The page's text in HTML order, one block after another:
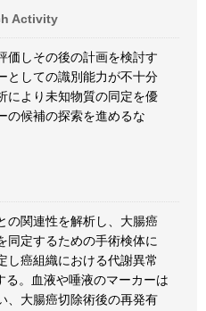
Activity
価しその後の計画を検討す
としての識別能力が不十分
により未知物質の同定を優
の候補の探索を進めるな
の関連性を解析し、大腸癌
同定するための手術検体に
し癌組織における代謝異常
る。血液や唾液のマーカーは
、大腸癌切除術後の再発有